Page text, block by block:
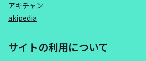
アキチャン
akipedia
サイトの利用について